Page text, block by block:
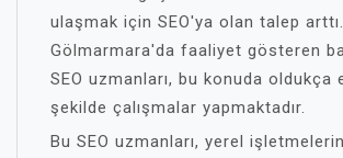
ulaşmak için SEO'ya olan talep arttı.
Gölmarmara'da faaliyet gösteren
SEO uzmanları, bu konuda oldukça
şekilde çalışmalar yapmaktadır.
Bu SEO uzmanları, yerel